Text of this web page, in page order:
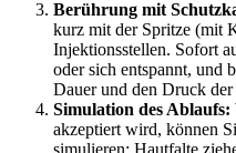
Berührung mit
kurz mit der Spritze (mit
Injektionsstellen. Sofort
oder sich entspannt, und
Dauer und den Druck
Simulation des Ablaufs:
akzeptiert wird, können